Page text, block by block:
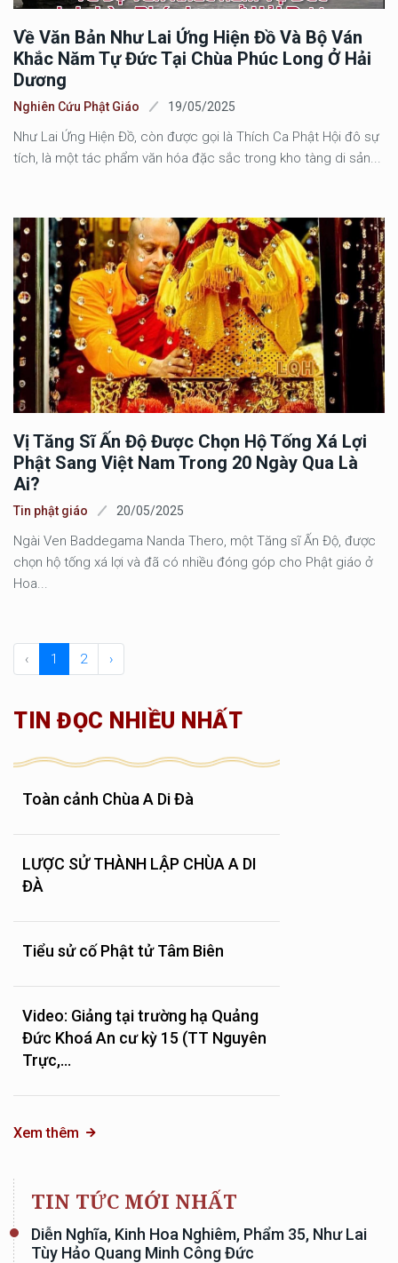
Về Văn Bản Như Lai Ứng Hiện Đồ Và Bộ Ván
Khắc Năm Tự Đức Tại Chùa Phúc Long Ở Hải
Dương
Nghiên Cứu Phật Giáo 19/05/2025
Như Lai Ứng Hiện Đồ, còn được gọi là Thích Ca Phật Hội đô sự
tích, là một tác phẩm văn hóa đặc sắc trong kho tàng di sản...
Vị Tăng Sĩ Ấn Độ Được Chọn Hộ Tống Xá Lợi
Phật Sang Việt Nam Trong 20 Ngày Qua Là
Ai?
Tin phật giáo 20/05/2025
Ngài Ven Baddegama Nanda Thero, một Tăng sĩ Ấn Độ, được
chọn hộ tống xá lợi và đã có nhiều đóng góp cho Phật giáo ở
Hoa...
‹ 1 2 ›
TIN ĐỌC NHIỀU NHẤT
Toàn cảnh Chùa A Di Đà
LƯỢC SỬ THÀNH LẬP CHÙA A DI
ĐÀ
Tiểu sử cố Phật tử Tâm Biên
Video: Giảng tại trường hạ Quảng
Đức Khoá An cư kỳ 15 (TT Nguyên
Trực,...
Xem thêm
TIN TỨC MỚI NHẤT
Diễn Nghĩa, Kinh Hoa Nghiêm, Phẩm 35, Như Lai
Tùy Hảo Quang Minh Công Đức